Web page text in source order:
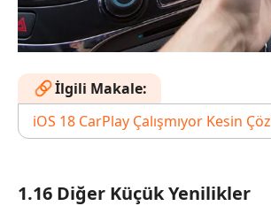
İlgili Makale:
iOS 18 CarPlay Çalışmıyor Kesin
1.16 Diğer Küçük Yenilikler